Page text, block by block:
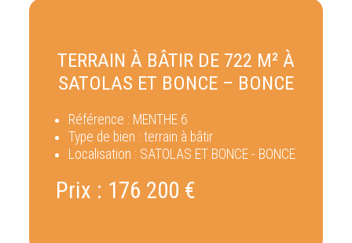
TERRAIN À BÂTIR DE 722 M² À
SATOLAS ET BONCE – BONCE
Référence : MENTHE 6
Type de bien : terrain à bâtir
Localisation : SATOLAS ET BONCE - BONCE
Prix : 176 200 €